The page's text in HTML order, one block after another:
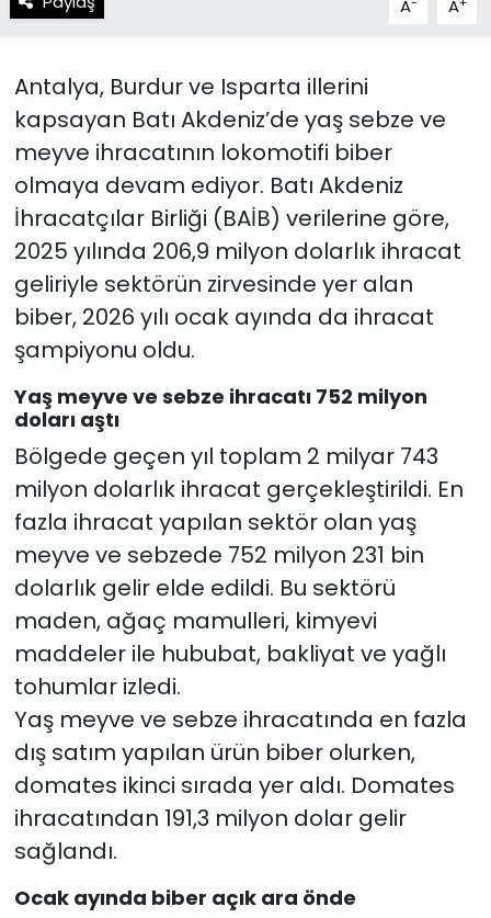
A A
Antalya, Burdur ve Isparta illerini
kapsayan Batı Akdeniz’de yaş sebze ve
meyve ihracatının lokomotifi biber
olmaya devam ediyor. Batı Akdeniz
İhracatçılar Birliği (BAİB) verilerine göre,
2025 yılında 206,9 milyon dolarlık ihracat
geliriyle sektörün zirvesinde yer alan
biber, 2026 yılı ocak ayında da ihracat
şampiyonu oldu.
Yaş meyve ve sebze ihracatı 752 milyon
doları aştı
Bölgede geçen yıl toplam 2 milyar 743
milyon dolarlık ihracat gerçekleştirildi. En
fazla ihracat yapılan sektör olan yaş
meyve ve sebzede 752 milyon 231 bin
dolarlık gelir elde edildi. Bu sektörü
maden, ağaç mamulleri, kimyevi
maddeler ile hububat, bakliyat ve yağlı
tohumlar izledi.
Yaş meyve ve sebze ihracatında en fazla
dış satım yapılan ürün biber olurken,
domates ikinci sırada yer aldı. Domates
ihracatından 191,3 milyon dolar gelir
sağlandı.
Ocak ayında biber açık ara önde